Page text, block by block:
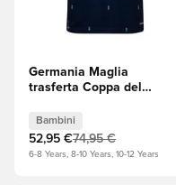
Germania Maglia
trasferta Coppa del
Bambini
52,95 €74,95 €
6-8 Years, 8-10 Years, 10-12 Years